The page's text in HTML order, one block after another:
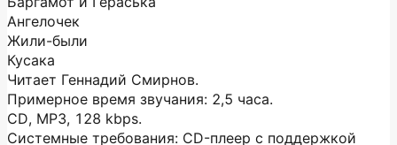
Ангелочек
Жили-были
Кусака
Читает Геннадий Смирнов.
Примерное время звучания: 2,5 часа.
CD, MP3, 128 kbps.
Системные требования: CD-плеер с поддержкой